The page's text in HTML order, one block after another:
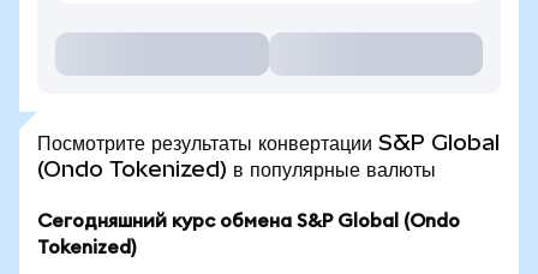
Посмотрите результаты конвертации S&P Global
(Ondo Tokenized) в популярные валюты
Сегодняшний курс обмена S&P Global (Ondo
Tokenized)